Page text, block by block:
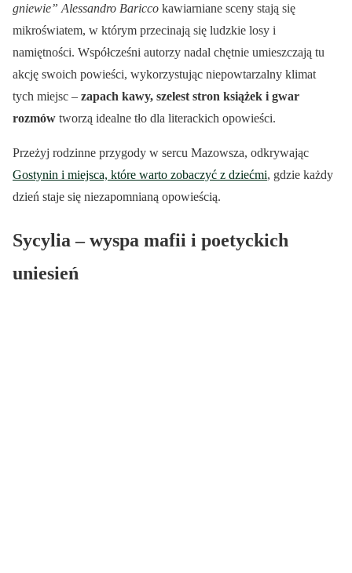
gniewie” Alessandro Baricco kawiarniane sceny stają się
mikroświatem, w którym przecinają się ludzkie losy i
namiętności. Współcześni autorzy nadal chętnie umieszczają tu
akcję swoich powieści, wykorzystując niepowtarzalny klimat
tych miejsc – zapach kawy, szelest stron książek i gwar
rozmów tworzą idealne tło dla literackich opowieści.
Przeżyj rodzinne przygody w sercu Mazowsza, odkrywając
Gostynin i miejsca, które warto zobaczyć z dziećmi, gdzie każdy
dzień staje się niezapomnianą opowieścią.
Sycylia – wyspa mafii i poetyckich
uniesień